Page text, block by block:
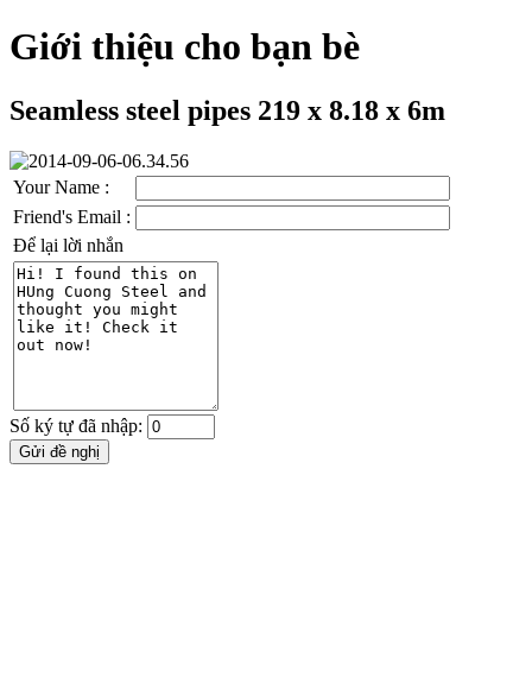
Giới thiệu cho bạn bè
Seamless steel pipes 219 x 8.18 x 6m
Your Name :
Friend's Email :
Để lại lời nhắn
Số ký tự đã nhập: